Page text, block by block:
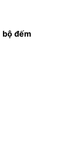
bộ đếm